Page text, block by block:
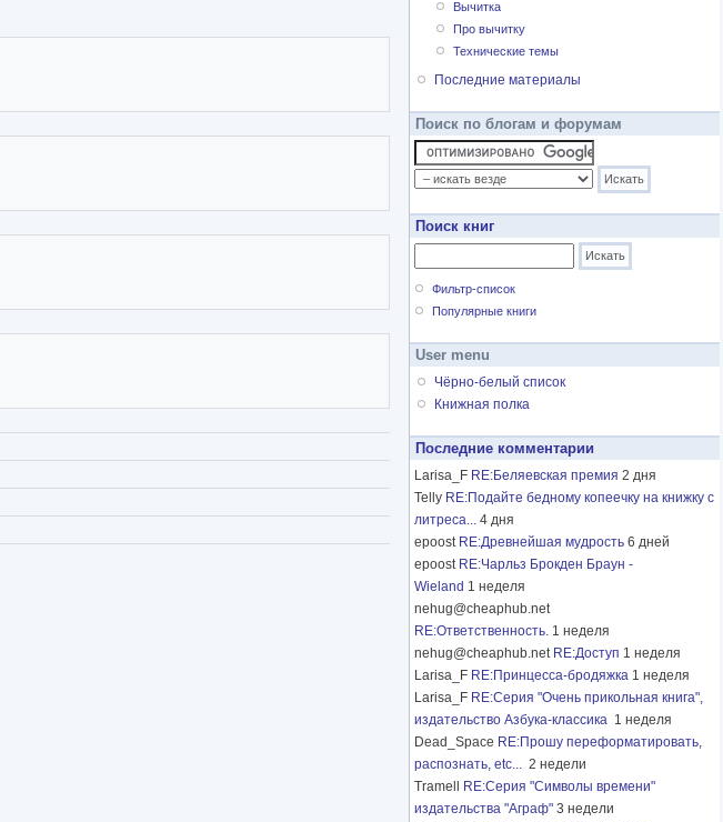
Вычитка
Про вычитку
Технические темы
Последние материалы
Поиск по блогам и форумам
Поиск книг
Фильтр-список
Популярные книги
User menu
Чёрно-белый список
Книжная полка
Последние комментарии
Larisa_F RE:Беляевская премия 2 дня
Telly RE:Подайте бедному копеечку на книжку с
литреса... 4 дня
epoost RE:Древнейшая мудрость 6 дней
epoost RE:Чарльз Брокден Браун -
Wieland 1 неделя
nehug@cheaphub.net
RE:Ответственность. 1 неделя
nehug@cheaphub.net RE:Доступ 1 неделя
Larisa_F RE:Принцесса-бродяжка 1 неделя
Larisa_F RE:Серия "Очень прикольная книга",
издательство Азбука-классика 1 неделя
Dead_Space RE:Прошу переформатировать,
распознать, etc... 2 недели
Tramell
RE:Серия "Символы времени"
издательства "Аграф" 3 недели